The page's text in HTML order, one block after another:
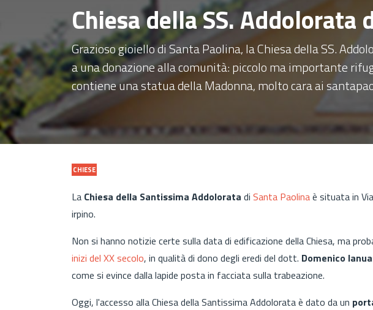
Chiesa della SS. Addolorata
Grazioso gioiello di Santa Paolina, la Chiesa della SS.
a una donazione alla comunità: piccolo ma importante
contiene una statua della Madonna, molto cara ai
CHIESE
La Chiesa della Santissima Addolorata di Santa Paolinaè situata in
irpino.
Non si hanno notizie certe sulla data di edificazione della Chiesa, ma
inizi del XX secolo, in qualità di dono degli eredi del dott. Domenico
come si evince dalla lapide posta in facciata sulla trabeazione.
Oggi, l'accesso alla Chiesa della Santissima Addolorata è dato da un